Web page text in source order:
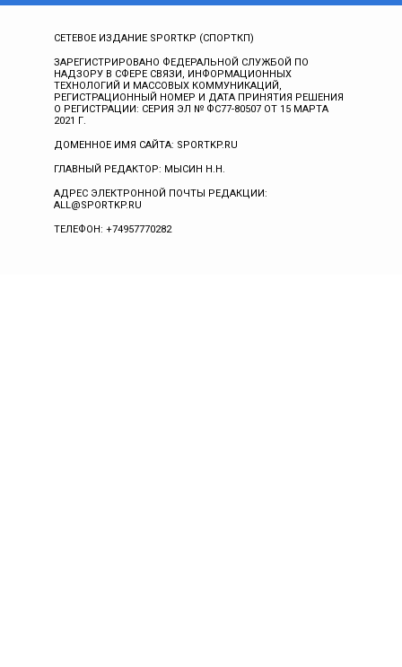
СЕТЕВОЕ ИЗДАНИЕ SPORTKP (СПОРТКП)
ЗАРЕГИСТРИРОВАНО ФЕДЕРАЛЬНОЙ СЛУЖБОЙ ПО
НАДЗОРУ В СФЕРЕ СВЯЗИ, ИНФОРМАЦИОННЫХ
ТЕХНОЛОГИЙ И МАССОВЫХ КОММУНИКАЦИЙ,
РЕГИСТРАЦИОННЫЙ НОМЕР И ДАТА ПРИНЯТИЯ РЕШЕНИЯ
О РЕГИСТРАЦИИ: СЕРИЯ ЭЛ № ФС77-80507 ОТ 15 МАРТА
2021 Г.
ДОМЕННОЕ ИМЯ САЙТА: SPORTKP.RU
ГЛАВНЫЙ РЕДАКТОР: МЫСИН Н.Н.
АДРЕС ЭЛЕКТРОННОЙ ПОЧТЫ РЕДАКЦИИ:
ALL@SPORTKP.RU
ТЕЛЕФОН: +74957770282